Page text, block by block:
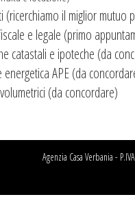
(ricerchiamo il miglior
e legale (primo
catastali e ipoteche (da
energetica APE (da
(da concordare)
Agenzia Casa Verbania -